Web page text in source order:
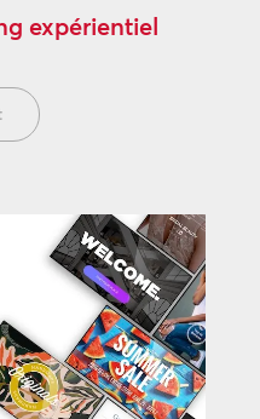
expérientiel